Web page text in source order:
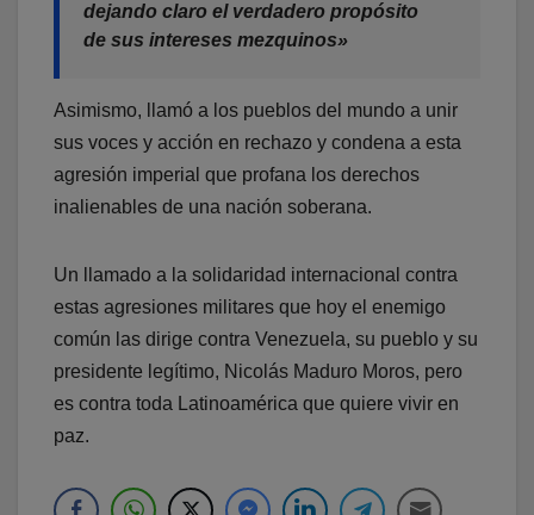
dejando claro el verdadero propósito
de sus intereses mezquinos»
Asimismo, llamó a los pueblos del mundo a unir
sus voces y acción en rechazo y condena a esta
agresión imperial que profana los derechos
inalienables de una nación soberana.
Un llamado a la solidaridad internacional contra
estas agresiones militares que hoy el enemigo
común las dirige contra Venezuela, su pueblo y su
presidente legítimo, Nicolás Maduro Moros, pero
es contra toda Latinoamérica que quiere vivir en
paz.